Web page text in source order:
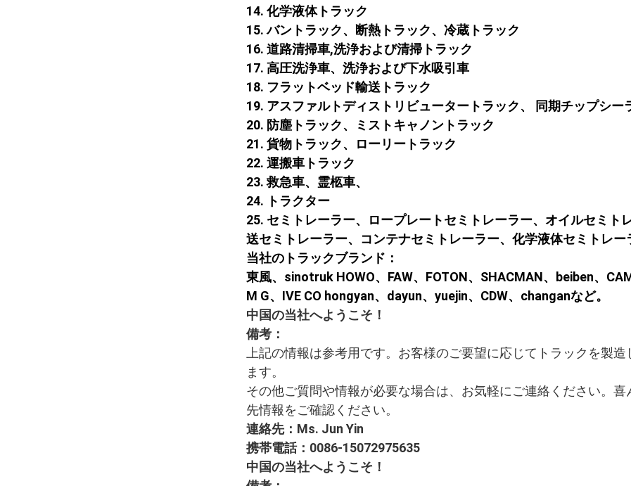
14. 化学液体トラック
15. バントラック、断熱トラック、冷蔵トラック
16. 道路清掃車,洗浄および清掃トラック
17. 高圧洗浄車、洗浄および下水吸引車
18. フラットベッド輸送トラック
19. アスファルトディストリビュータートラック、 同期チップシー
20. 防塵トラック、ミストキャノントラック
21. 貨物トラック、ローリートラック
22. 運搬車トラック
23. 救急車、霊柩車、
24. トラクター
25. セミトレーラー、ロープレートセミトレーラー、オイルセミト
送セミトレーラー、コンテナセミトレーラー、化学液体セミトレー
当社のトラックブランド：
東風、sinotruk HOWO、FAW、FOTON、SHACMAN、beiben、
M G、IVE CO hongyan、dayun、yuejin、CDW、changanなど。
中国の当社へようこそ！
備考：
上記の情報は参考用です。お客様のご要望に応じてトラックを製
ます。
その他ご質問や情報が必要な場合は、お気軽にご連絡ください。
先情報をご確認ください。
連絡先：Ms. Jun Yin
携帯電話：0086-15072975635
中国の当社へようこそ！